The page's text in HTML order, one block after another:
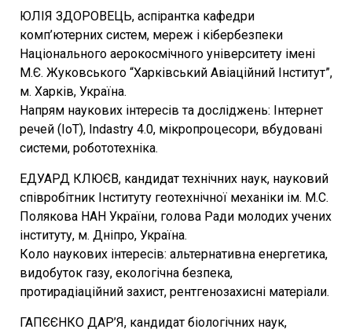
ЮЛІЯ ЗДОРОВЕЦЬ, аспірантка кафедри
комп’ютерних систем, мереж і кібербезпеки
Національного аерокосмічного університету імені
М.Є. Жуковського “Харківський Авіаційний Інститут”,
м. Харків, Україна.
Напрям наукових інтересів та досліджень: Інтернет
речей (IoT), Indastry 4.0, мікропроцесори, вбудовані
системи, робототехніка.
ЕДУАРД КЛЮЄВ, кандидат технічних наук, науковий
співробітник Інституту геотехнічної механіки ім. М.С.
Полякова НАН України, голова Ради молодих учених
інституту, м. Дніпро, Україна.
Коло наукових інтересів: альтернативна енергетика,
видобуток газу, екологічна безпека,
протирадіаційний захист, рентгенозахисні матеріали.
ГАПЄЄНКО ДАР’Я, кандидат біологічних наук,